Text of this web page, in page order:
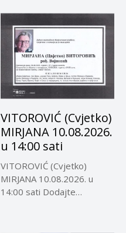
VITOROVIĆ (Cvjetko)
MIRJANA 10.08.2026.
u 14:00 sati
VITOROVIĆ (Cvjetko)
MIRJANA 10.08.2026. u
14:00 sati Dodajte